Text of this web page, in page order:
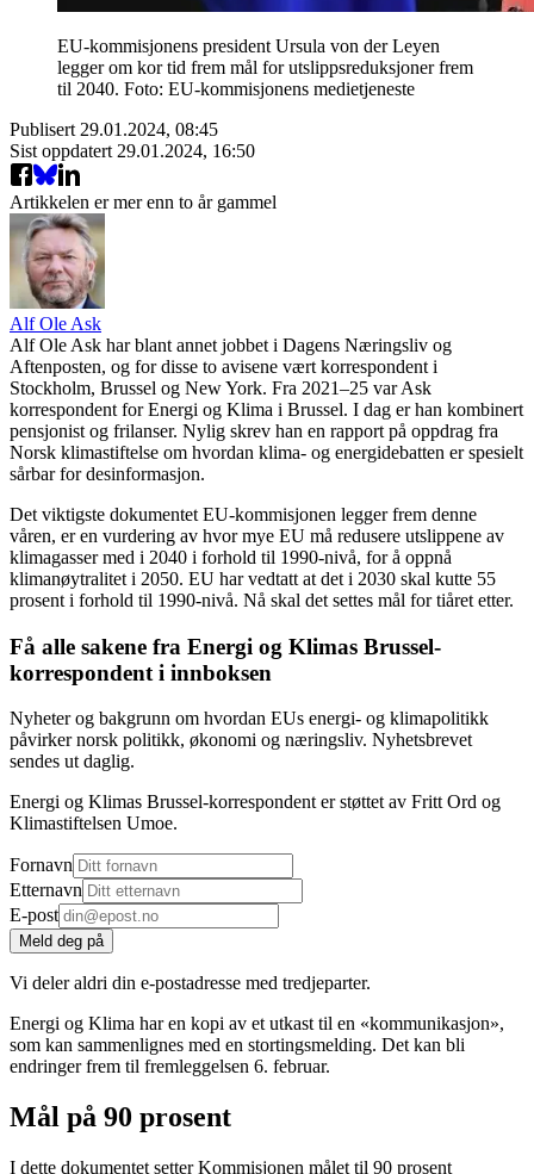
EU-kommisjonens president Ursula von der Leyen
legger om kor tid frem mål for utslippsreduksjoner frem
til 2040. Foto: EU-kommisjonens medietjeneste
Publisert 29.01.2024, 08:45
Sist oppdatert 29.01.2024, 16:50
Artikkelen er mer enn to år gammel
Alf Ole Ask
Alf Ole Ask har blant annet jobbet i Dagens Næringsliv og
Aftenposten, og for disse to avisene vært korrespondent i
Stockholm, Brussel og New York. Fra 2021–25 var Ask
korrespondent for Energi og Klima i Brussel. I dag er han kombinert
pensjonist og frilanser. Nylig skrev han en rapport på oppdrag fra
Norsk klimastiftelse om hvordan klima- og energidebatten er spesielt
sårbar for desinformasjon.
Det viktigste dokumentet EU-kommisjonen legger frem denne
våren, er en vurdering av hvor mye EU må redusere utslippene av
klimagasser med i 2040 i forhold til 1990-nivå, for å oppnå
klimanøytralitet i 2050. EU har vedtatt at det i 2030 skal kutte 55
prosent i forhold til 1990-nivå. Nå skal det settes mål for tiåret etter.
Få alle sakene fra Energi og Klimas Brussel-
korrespondent i innboksen
Nyheter og bakgrunn om hvordan EUs energi- og klimapolitikk
påvirker norsk politikk, økonomi og næringsliv. Nyhetsbrevet
sendes ut daglig.
Energi og Klimas Brussel-korrespondent er støttet av Fritt Ord og
Klimastiftelsen Umoe.
Fornavn
Etternavn
E-post
Meld deg på
Vi deler aldri din e-postadresse med tredjeparter.
Energi og Klima har en kopi av et utkast til en «kommunikasjon»,
som kan sammenlignes med en stortingsmelding. Det kan bli
endringer frem til fremleggelsen 6. februar.
Mål på 90 prosent
I dette dokumentet setter Kommisjonen målet til 90 prosent